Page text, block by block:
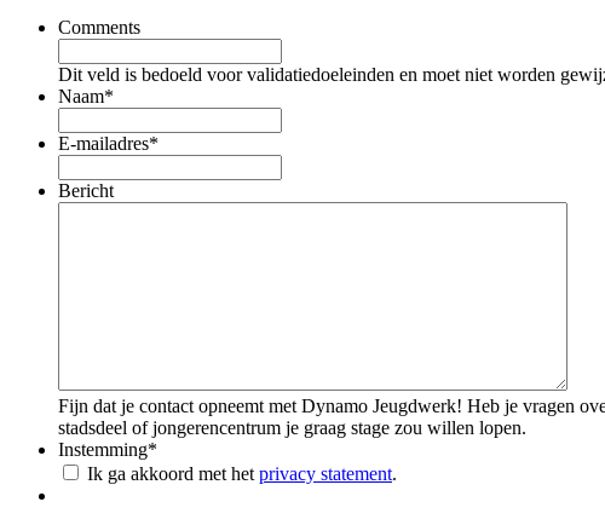
Comments
Dit veld is bedoeld voor validatiedoeleinden en moet niet worden
Naam*
E-mailadres*
Bericht
Fijn dat je contact opneemt met Dynamo Jeugdwerk! Heb je vragen
stadsdeel of jongerencentrum je graag stage zou willen lopen.
Instemming*
Ik ga akkoord met het privacy statement.